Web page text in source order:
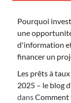
Pourquoi
une
d'information
financer un
Les prêts à
2025 – le blog
dansComment